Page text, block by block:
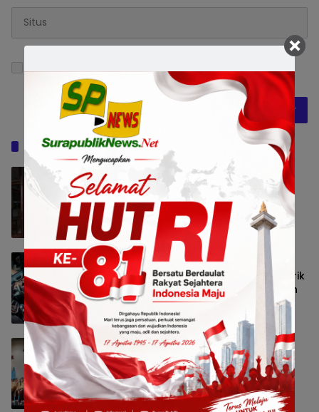
peramban ini untuk komentar saya berikutnya.
Baca Juga
Pemkot Surabaya Beri Insentif Rp300
Ribu bagi Warga yang Rekam Aksi
Pencurian Fasum
Pemerintahan 8 Agustus 2026 13:56
Pemerintah Siapkan Dukungan Fiskal
bagi Industri Otomotif, Pajak Mobil Listrik
dan Perlindungan Leasing Jadi Sorotan
Bisnis 8 Agustus 2026 12:38
Paduan Suara One Voice Spensabaya
Harumkan Surabaya, Raih Empat
Penghargaan di Thailand
Pemerintahan 7 Agustus 2026 21:25